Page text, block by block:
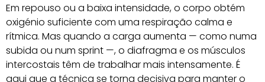
Em repouso ou a baixa intensidade, o corpo obtém
oxigénio suficiente com uma respiração calma e
rítmica. Mas quando a carga aumenta — como numa
subida ou num sprint —, o diafragma e os músculos
intercostais têm de trabalhar mais intensamente. É
aqui que a técnica se torna decisiva para manter o